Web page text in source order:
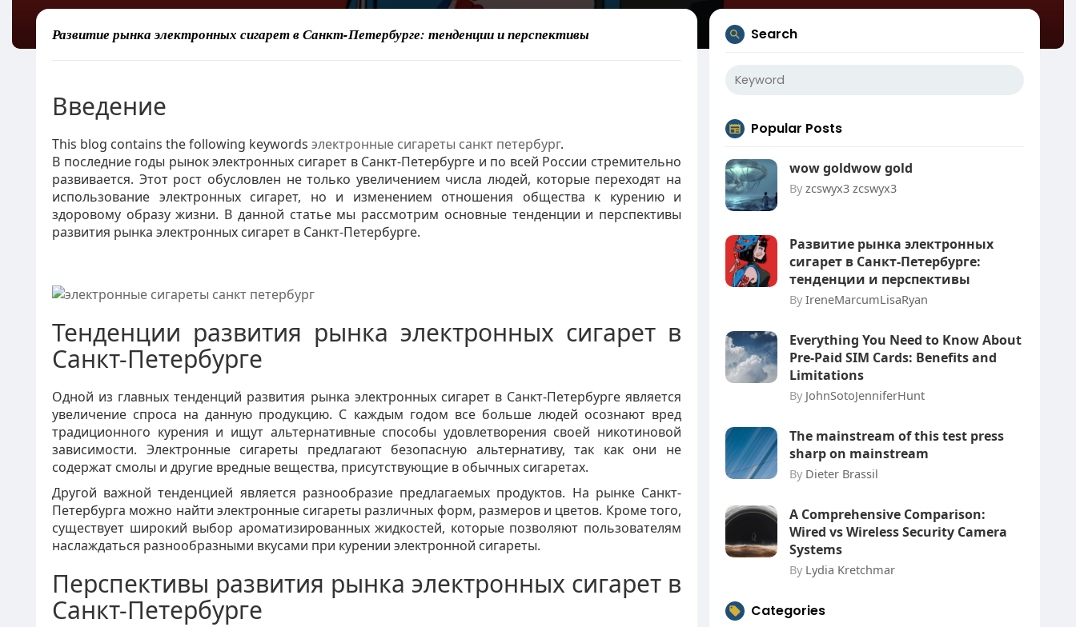
Развитие рынка электронных сигарет в Санкт-Петербурге: тенденции и перспективы
Введение
This blog contains the following keywords электронные сигареты санкт петербург.
В последние годы рынок электронных сигарет в Санкт-Петербурге и по всей России стремительно
развивается. Этот рост обусловлен не только увеличением числа людей, которые переходят на
использование электронных сигарет, но и изменением отношения общества к курению и
здоровому образу жизни. В данной статье мы рассмотрим основные тенденции и перспективы
развития рынка электронных сигарет в Санкт-Петербурге.
Тенденции развития рынка электронных сигарет в
Санкт-Петербурге
Одной из главных тенденций развития рынка электронных сигарет в Санкт-Петербурге является
увеличение спроса на данную продукцию. С каждым годом все больше людей осознают вред
традиционного курения и ищут альтернативные способы удовлетворения своей никотиновой
зависимости. Электронные сигареты предлагают безопасную альтернативу, так как они не
содержат смолы и другие вредные вещества, присутствующие в обычных сигаретах.
Другой важной тенденцией является разнообразие предлагаемых продуктов. На рынке Санкт-
Петербурга можно найти электронные сигареты различных форм, размеров и цветов. Кроме того,
существует широкий выбор ароматизированных жидкостей, которые позволяют пользователям
наслаждаться разнообразными вкусами при курении электронной сигареты.
Перспективы развития рынка электронных сигарет в
Санкт-Петербурге
Search
Popular Posts
wow goldwow gold
By zcswyx3 zcswyx3
Развитие рынка электронных
сигарет в Санкт-Петербурге:
тенденции и перспективы
By IreneMarcumLisaRyan
Everything You Need to Know About
Pre-Paid SIM Cards: Benefits and
Limitations
By JohnSotoJenniferHunt
The mainstream of this test press
sharp on mainstream
By Dieter Brassil
A Comprehensive Comparison:
Wired vs Wireless Security Camera
Systems
By Lydia Kretchmar
Categories